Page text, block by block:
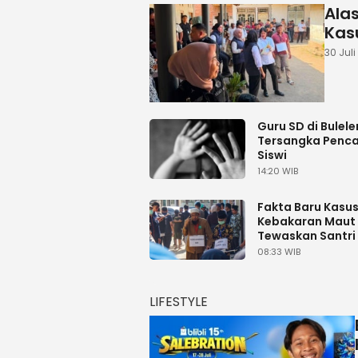
30 Juli
Guru SD di
Tersangka
Siswi
14:20 WIB
Fakta Baru Kasus
Kebakaran Maut
Tewaskan Santri
Polisi Tambah
08:33 WIB
LIFESTYLE